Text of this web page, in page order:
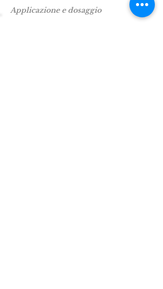
Applicazione e dosaggio